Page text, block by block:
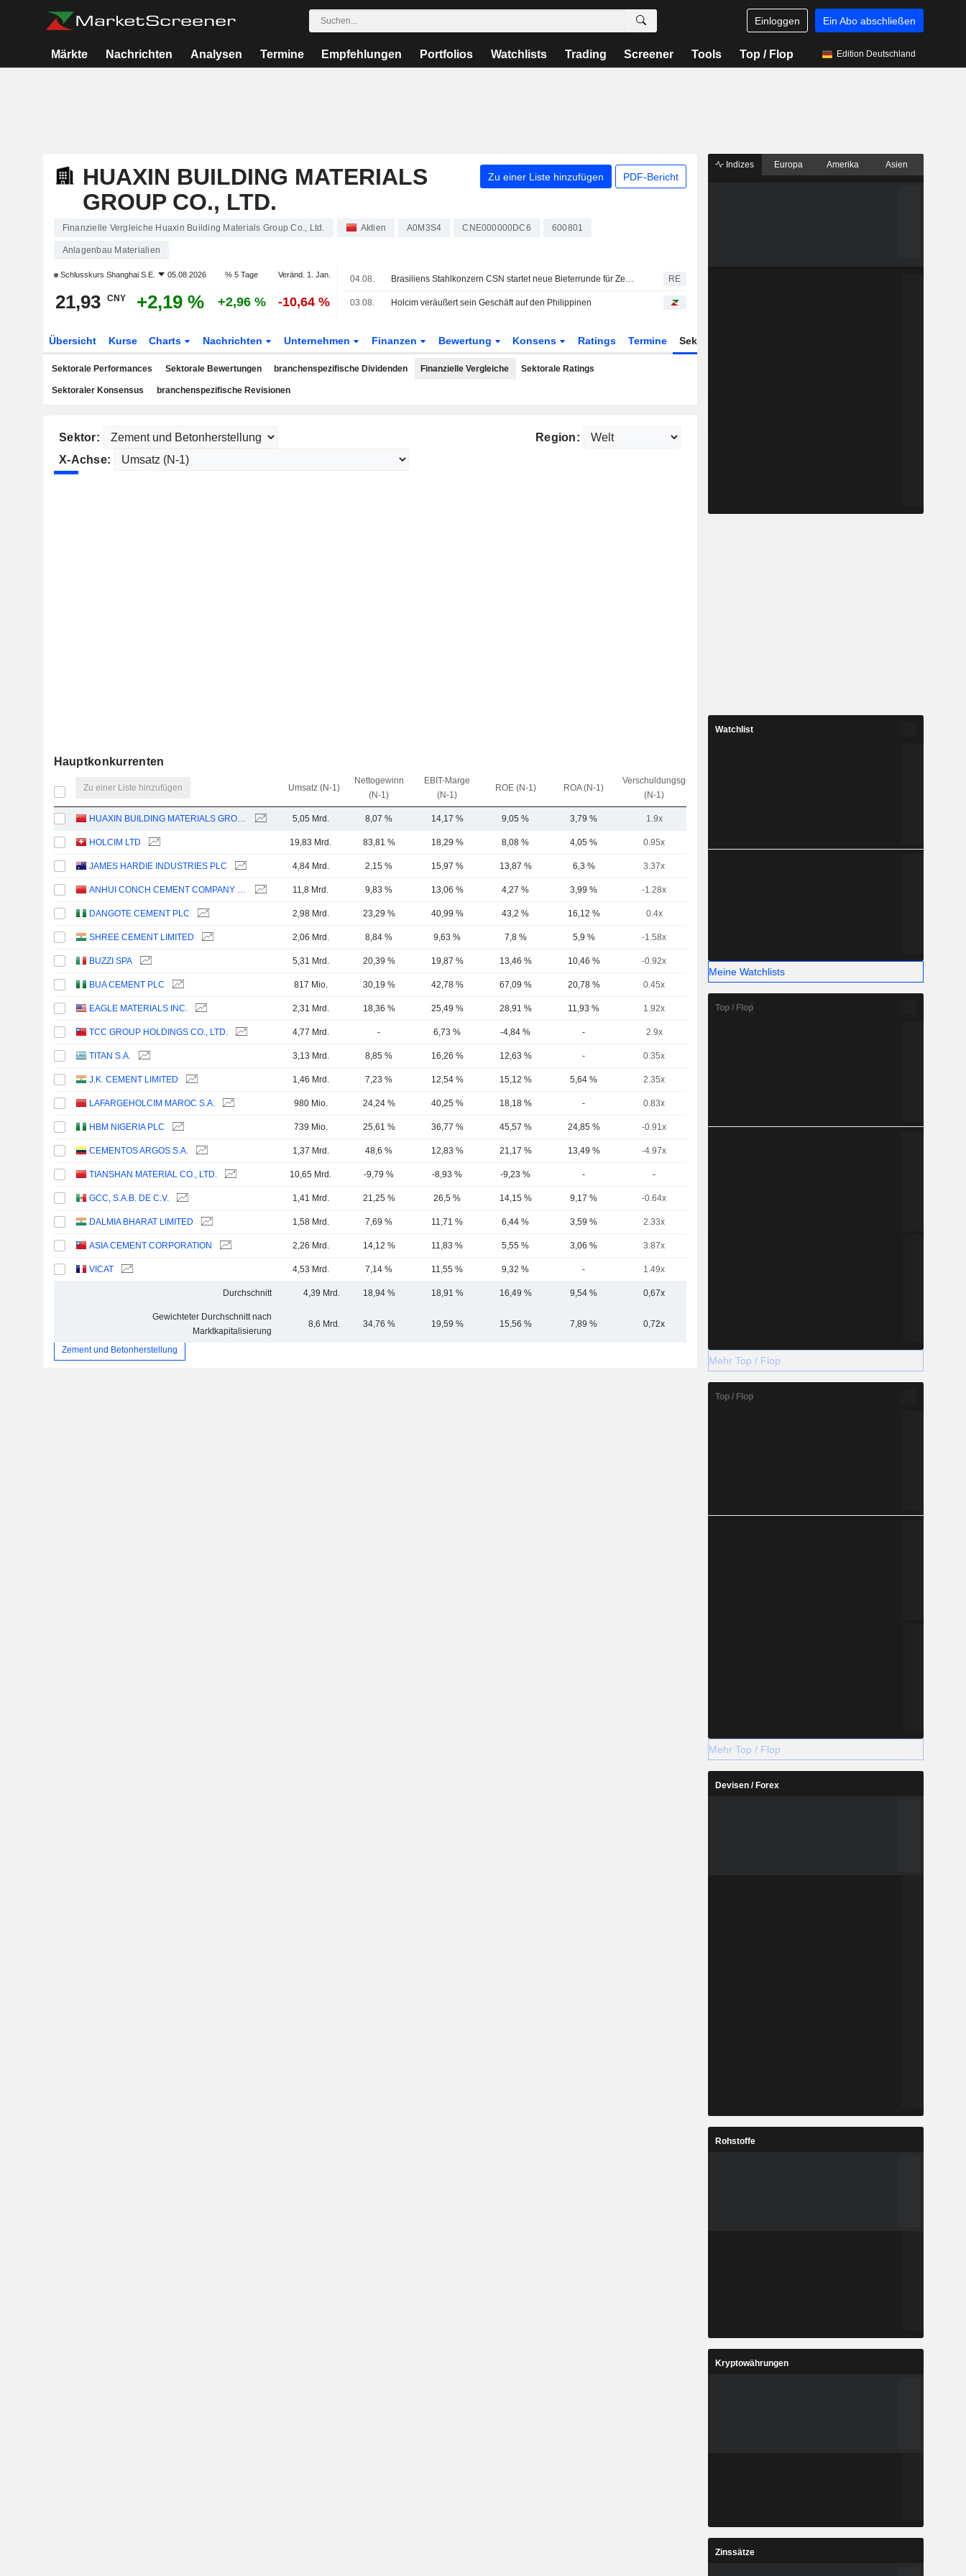
Einloggen Ein Abo abschließen
Märkte Nachrichten Analysen Termine Empfehlungen Portfolios Watchlists Trading Screener Tools Top / Flop Edition Deutschland
HUAXIN BUILDING MATERIALS
GROUP CO., LTD.
Zu einer Liste hinzufügen PDF-Bericht
Finanzielle Vergleiche Huaxin Building Materials Group Co., Ltd. Aktien A0M3S4 CNE000000DC6 600801
Anlagenbau Materialien
Schlusskurs Shanghai S.E. 05.08.2026 % 5 Tage Veränd. 1. Jan.
21,93 CNY +2,19 % +2,96 % -10,64 %
04.08. Brasiliens Stahlkonzern CSN startet neue Bieterrunde für Zementsparte RE
03.08. Holcim veräußert sein Geschäft auf den Philippinen
Übersicht Kurse Charts Nachrichten Unternehmen Finanzen Bewertung Konsens Ratings Termine Sektor
Sektorale Performances Sektorale Bewertungen branchenspezifische Dividenden Finanzielle Vergleiche Sektorale Ratings
Sektoraler Konsensus branchenspezifische Revisionen
Sektor:
Region:
X-Achse:
Hauptkonkurrenten
Zu einer Liste hinzufügen Umsatz (N-1)
Nettogewinn
(N-1)
EBIT-Marge
(N-1)
ROE (N-1) ROA (N-1)
Verschuldungsgrad
(N-1)
HUAXIN BUILDING MATERIALS GROUP CO., LTD. 5,05 Mrd. 8,07 % 14,17 % 9,05 % 3,79 % 1.9x
HOLCIM LTD 19,83 Mrd. 83,81 % 18,29 % 8,08 % 4,05 % 0.95x
JAMES HARDIE INDUSTRIES PLC 4,84 Mrd. 2,15 % 15,97 % 13,87 % 6,3 % 3.37x
ANHUI CONCH CEMENT COMPANY LIMITED 11,8 Mrd. 9,83 % 13,06 % 4,27 % 3,99 % -1.28x
DANGOTE CEMENT PLC 2,98 Mrd. 23,29 % 40,99 % 43,2 % 16,12 % 0.4x
SHREE CEMENT LIMITED 2,06 Mrd. 8,84 % 9,63 % 7,8 % 5,9 % -1.58x
BUZZI SPA 5,31 Mrd. 20,39 % 19,87 % 13,46 % 10,46 % -0.92x
BUA CEMENT PLC 817 Mio. 30,19 % 42,78 % 67,09 % 20,78 % 0.45x
EAGLE MATERIALS INC. 2,31 Mrd. 18,36 % 25,49 % 28,91 % 11,93 % 1.92x
TCC GROUP HOLDINGS CO., LTD. 4,77 Mrd. - 6,73 % -4,84 % - 2.9x
TITAN S.A. 3,13 Mrd. 8,85 % 16,26 % 12,63 % - 0.35x
J.K. CEMENT LIMITED 1,46 Mrd. 7,23 % 12,54 % 15,12 % 5,64 % 2.35x
LAFARGEHOLCIM MAROC S.A. 980 Mio. 24,24 % 40,25 % 18,18 % - 0.83x
HBM NIGERIA PLC 739 Mio. 25,61 % 36,77 % 45,57 % 24,85 % -0.91x
CEMENTOS ARGOS S.A. 1,37 Mrd. 48,6 % 12,83 % 21,17 % 13,49 % -4.97x
TIANSHAN MATERIAL CO., LTD. 10,65 Mrd. -9,79 % -8,93 % -9,23 % - -
GCC, S.A.B. DE C.V. 1,41 Mrd. 21,25 % 26,5 % 14,15 % 9,17 % -0.64x
DALMIA BHARAT LIMITED 1,58 Mrd. 7,69 % 11,71 % 6,44 % 3,59 % 2.33x
ASIA CEMENT CORPORATION 2,26 Mrd. 14,12 % 11,83 % 5,55 % 3,06 % 3.87x
VICAT 4,53 Mrd. 7,14 % 11,55 % 9,32 % - 1.49x
Durchschnitt 4,39 Mrd. 18,94 % 18,91 % 16,49 % 9,54 % 0,67x
Gewichteter Durchschnitt nach
Marktkapitalisierung
8,6 Mrd. 34,76 % 19,59 % 15,56 % 7,89 % 0,72x
Zement und Betonherstellung
Indizes Europa Amerika Asien
Watchlist
Meine Watchlists
Top / Flop
Mehr Top / Flop
Top / Flop
Mehr Top / Flop
Devisen / Forex
Rohstoffe
Kryptowährungen
Zinssätze